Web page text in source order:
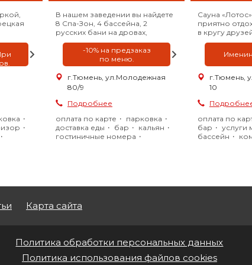
В нашем заведении вы найдете
8 Спа-Зон, 4 бассейна, 2
русских бани на дровах,
бильярдную, 30 гостиничных
номеров, круглосуточный бар
и 4 банкетных зала с русско-
европейской кухней.
-10% на предзаказ
по меню.
г.Тюмень, ул.Молодежная
80/9
Подробнее
оплата по карте
парковка
доставка еды
бар
кальян
гостиничные номера
Сауна
приятно
в кругу
день
вечеринка,
праздник?
предлагаем
выбор.
г.Тюмень,
10
оплата по
бар
услуги
бассейн
Карта сайта
Политика обработки персональных данных
Политика использования файлов cookies